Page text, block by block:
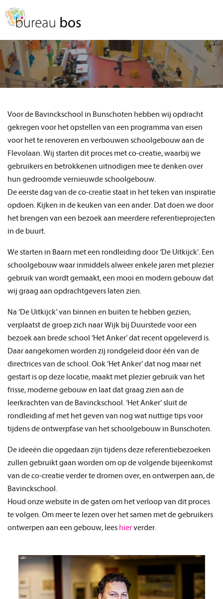
Spring
naar
hoofdnavigatie
Door
naar
hoofd
inhoud
Voor de Bavinckschool in Bunschoten hebben wij opdracht
gekregen voor het opstellen van een programma van eisen
voor het te renoveren en verbouwen schoolgebouw aan de
Flevolaan. Wij starten dit proces met co-creatie, waarbij we
gebruikers en betrokkenen uitnodigen mee te denken over
hun gedroomde vernieuwde schoolgebouw.
De eerste dag van de co-creatie staat in het teken van inspiratie
opdoen. Kijken in de keuken van een ander. Dat doen we door
het brengen van een bezoek aan meerdere referentieprojecten
in de buurt.
We starten in Baarn met een rondleiding door ‘De Uitkijck’. Een
schoolgebouw waar inmiddels alweer enkele jaren met plezier
gebruik van wordt gemaakt, een mooi en modern gebouw dat
wij graag aan opdrachtgevers laten zien.
Na ‘De Uitkijck’ van binnen en buiten te hebben gezien,
verplaatst de groep zich naar Wijk bij Duurstede voor een
bezoek aan brede school ‘Het Anker’ dat recent opgeleverd is.
Daar aangekomen worden zij rondgeleid door één van de
directrices van de school. Ook ‘Het Anker’ dat nog maar net
gestart is op deze locatie, maakt met plezier gebruik van het
frisse, moderne gebouw en laat dat graag zien aan de
leerkrachten van de Bavinckschool. ‘Het Anker’ sluit de
rondleiding af met het geven van nog wat nuttige tips voor
tijdens de ontwerpfase van het schoolgebouw in Bunschoten.
De ideeën die opgedaan zijn tijdens deze referentiebezoeken
zullen gebruikt gaan worden om op de volgende bijeenkomst
van de co-creatie verder te dromen over, en ontwerpen aan, de
Bavinckschool.
Houd onze website in de gaten om het verloop van dit proces
te volgen. Om meer te lezen over het samen met de gebruikers
ontwerpen aan een gebouw, lees hierverder.